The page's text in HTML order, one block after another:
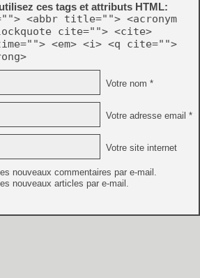
ces tags et attributs HTML:
<abbr title=""> <acronym
cite=""> <cite>
<em> <i> <q cite="">
Votre nom *
Votre adresse email *
Votre site internet
nouveaux commentaires par e-mail.
nouveaux articles par e-mail.